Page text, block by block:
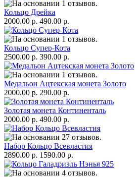
Кольцо Дрейка
2000.00 р. 490.00 р.
Кольцо Супер-Кота
2500.00 р. 390.00 р.
Медальон Ацтекская монета Золото
2000.00 р. 290.00 р.
Золотая монета Континенталь
2000.00 р. 490.00 р.
Набор Кольцо Всевластия
2890.00 р. 1590.00 р.